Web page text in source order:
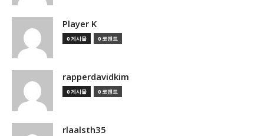
Player K
0 게시물 0 코멘트
rapperdavidkim
0 게시물 0 코멘트
rlaalsth35